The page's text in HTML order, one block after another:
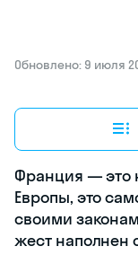
Обновлено: 9 июля
Франция — это
Европы, это
своими
жест